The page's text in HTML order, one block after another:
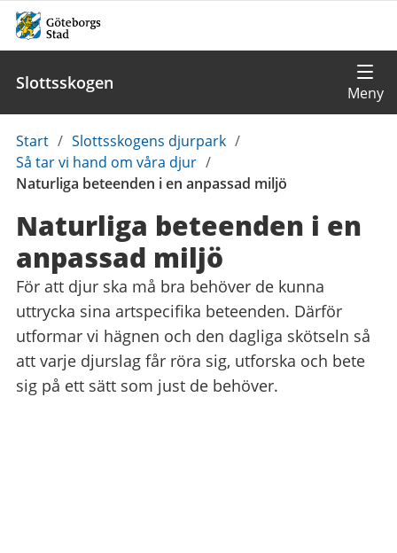
Slottsskogen
Du
är
här:
Start / Slottsskogens djurpark /
Så tar vi hand om våra djur /
Naturliga beteenden i en anpassad miljö
Naturliga beteenden i en
anpassad miljö
För att djur ska må bra behöver de kunna
uttrycka sina artspecifika beteenden. Därför
utformar vi hägnen och den dagliga skötseln så
att varje djurslag får röra sig, utforska och bete
sig på ett sätt som just de behöver.